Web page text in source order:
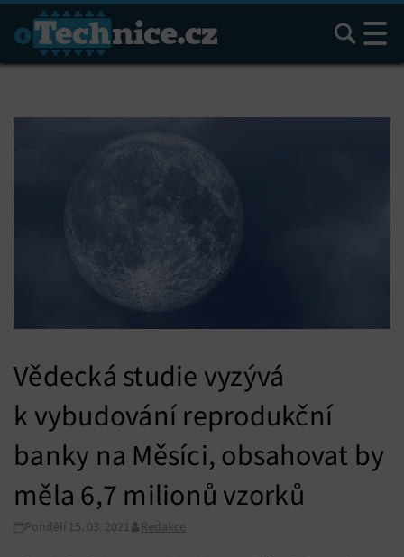
Hledat
Vědecká studie vyzývá
k vybudování reprodukční
banky na Měsíci, obsahovat by
měla 6,7 milionů vzorků
Pondělí 15. 03. 2021 Redakce